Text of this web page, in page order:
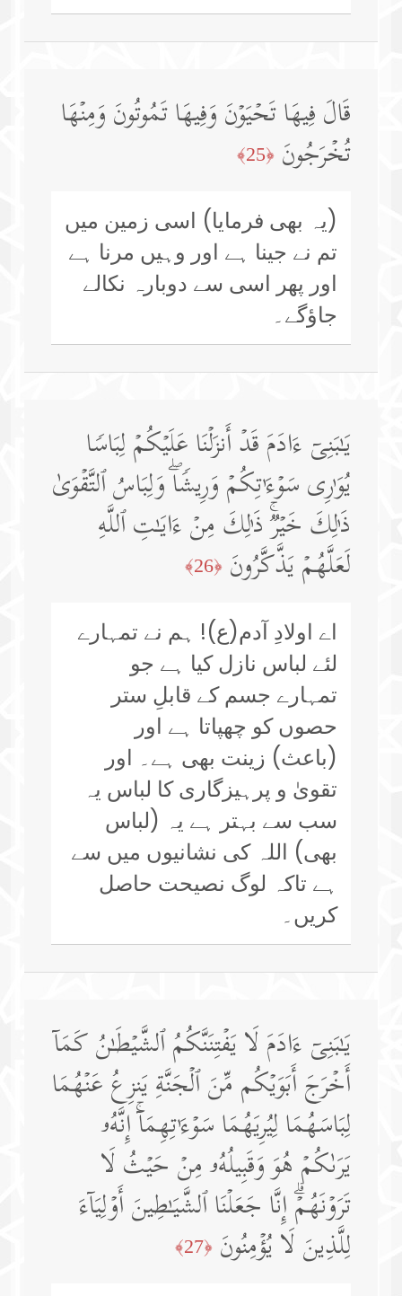
قَالَ فِیهَا تَحۡیَوۡنَ وَفِیهَا تَمُوتُونَ وَمِنۡهَا
تُخۡرَجُونَ ﴿25﴾
(یہ بھی فرمایا) اسی زمین میں
تم نے جینا ہے اور وہیں مرنا ہے
اور پھر اسی سے دوبارہ نکالے
جاؤگے۔
یَـٰبَنِیۤ ءَادَمَ قَدۡ أَنزَلۡنَا عَلَیۡكُمۡ لِبَاسࣰا
یُوَ ٰ⁠رِی سَوۡءَ ٰ⁠ تِكُمۡ وَرِیشࣰاۖ وَلِبَاسُ ٱلتَّقۡوَىٰ
ذَ ٰ⁠لِكَ خَیۡرࣱۚ ذَ ٰ⁠لِكَ مِنۡ ءَایَـٰتِ ٱللَّهِ
لَعَلَّهُمۡ یَذَّكَّرُونَ ﴿26﴾
اے اولادِ آدم(ع)! ہم نے تمہارے
لئے لباس نازل کیا ہے جو
تمہارے جسم کے قابلِ ستر
حصوں کو چھپاتا ہے اور
(باعث) زینت بھی ہے۔ اور
تقویٰ و پرہیزگاری کا لباس یہ
سب سے بہتر ہے یہ (لباس
بھی) اللہ کی نشانیوں میں سے
ہے تاکہ لوگ نصیحت حاصل
کریں۔
یَـٰبَنِیۤ ءَادَمَ لَا یَفۡتِنَنَّكُمُ ٱلشَّیۡطَـٰنُ كَمَاۤ
أَخۡرَجَ أَبَوَیۡكُم مِّنَ ٱلۡجَنَّةِ یَنزِعُ عَنۡهُمَا
لِبَاسَهُمَا لِیُرِیَهُمَا سَوۡءَ ٰ⁠ تِهِمَاۤۚ إِنَّهُۥ
یَرَىٰكُمۡ هُوَ وَقَبِیلُهُۥ مِنۡ حَیۡثُ لَا
تَرَوۡنَهُمۡۗ إِنَّا جَعَلۡنَا ٱلشَّیَـٰطِینَ أَوۡلِیَاۤءَ
لِلَّذِینَ لَا یُؤۡمِنُونَ ﴿27﴾